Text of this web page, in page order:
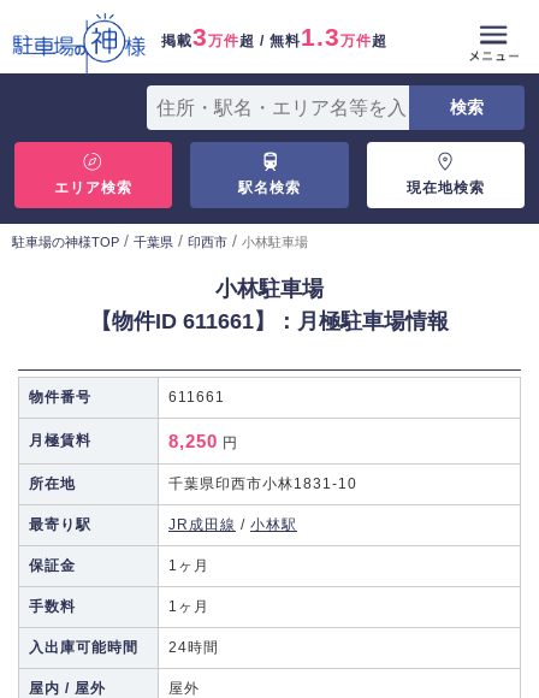
掲載3万件超 / 無料1.3万件超
エリア検索 駅名検索 現在地検索
駐車場の神様TOP / 千葉県 / 印西市 / 小林駐車場
小林駐車場
【物件ID 611661】：月極駐車場情報
物件番号 611661
月極賃料 8,250 円
所在地 千葉県印西市小林1831-10
最寄り駅 JR成田線 / 小林駅
保証金 1ヶ月
手数料 1ヶ月
入出庫可能時間 24時間
屋内 / 屋外 屋外